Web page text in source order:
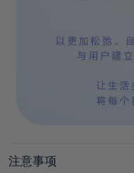
注意事项